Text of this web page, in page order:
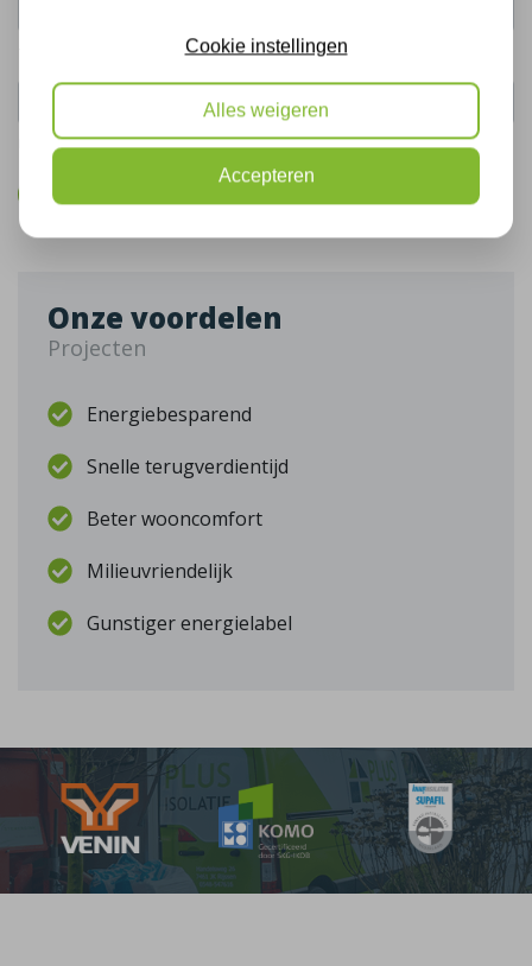
De gegevens die u hier verstrekt vallen onder onsprivacy statement.
Bel mij terug
Onze voordelen
Projecten
Energiebesparend
Snelle terugverdientijd
Beter wooncomfort
Milieuvriendelijk
Gunstiger energielabel
Cookie instellingen
Alles weigeren
Accepteren